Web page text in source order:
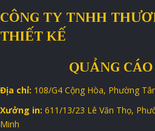
CÔNG TY TNHH
THIẾT KẾ
QUẢNG CÁO
Địa chỉ: 108/G4 Cộng Hòa, Phường
Xưởng in: 611/13/23 Lê Văn Thọ,
Minh